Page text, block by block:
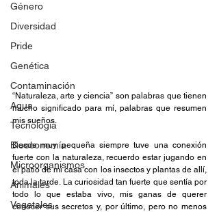
Género
Diversidad
Pride
Genética
Contaminación
Agua
Tecnología
Bioeconomía
Microorganismos
Animales
Vegetales
“Naturaleza, arte y ciencia” son palabras que tienen
mucho significado para mí, palabras que resumen
mis sueños.
Desde muy pequeña siempre tuve una conexión
fuerte con la naturaleza, recuerdo estar jugando en
el patio de mi casa con los insectos y plantas de allí,
toda la tarde. La curiosidad tan fuerte que sentía por
todo lo que estaba vivo, mis ganas de querer
conocer sus secretos y, por último, pero no menos